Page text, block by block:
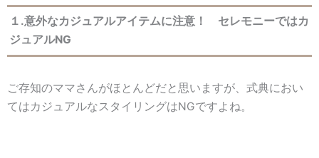
１.意外なカジュアルアイテムに注意！ セレモニーではカ
ジュアルNG
ご存知のママさんがほとんどだと思いますが、式典におい
てはカジュアルなスタイリングはNGですよね。